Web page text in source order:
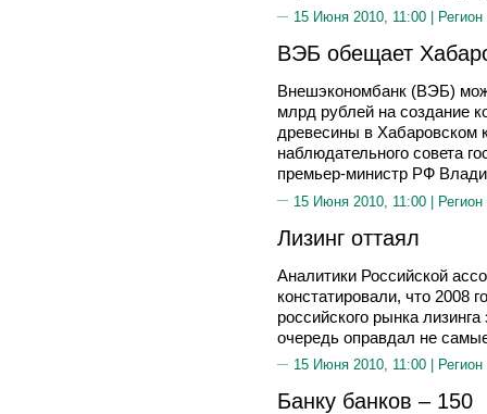
15 Июня 2010, 11:00 |
ВЭБ обещает
Внешэкономбанк (ВЭБ)
млрд рублей на создание
древесины в Хабаровском
наблюдательного совета
премьер-министр РФ
15 Июня 2010, 11:00 | Регион
Лизинг оттаял
Аналитики Российской
констатировали, что 2008
российского рынка
очередь оправдал не
15 Июня 2010, 11:00 |
Банку банков – 150